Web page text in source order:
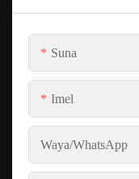
Suna
Imel
Waya/whatsApp